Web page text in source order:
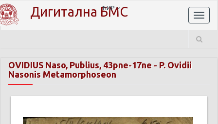
Дигитална БМС
ЋИР
OVIDIUS Naso, Publius, 43pne-17ne - P. Ovidii
Nasonis Metamorphoseon